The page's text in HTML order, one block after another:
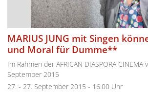
MARIUS JUNG mit Singen
und Moral für Dumme**
Im Rahmen der AFRICAN DIASPORA CINEMA
September 2015
27. - 27. September 2015 - 16.00 Uhr